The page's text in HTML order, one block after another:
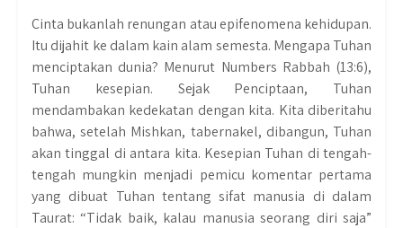
Cinta bukanlah renungan atau epifenomena kehidupan.
Itu dijahit ke dalam kain alam semesta. Mengapa Tuhan
menciptakan dunia? Menurut Numbers Rabbah (13:6),
Tuhan kesepian. Sejak Penciptaan, Tuhan
mendambakan kedekatan dengan kita. Kita diberitahu
bahwa, setelah Mishkan, tabernakel, dibangun, Tuhan
akan tinggal di antara kita. Kesepian Tuhan di tengah-
tengah mungkin menjadi pemicu komentar pertama
yang dibuat Tuhan tentang sifat manusia di dalam
Taurat: “Tidak baik, kalau manusia seorang diri saja”